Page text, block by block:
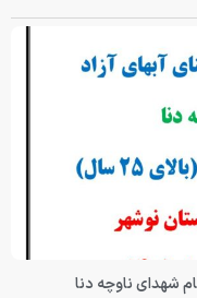
شهدای ناوچه دنا